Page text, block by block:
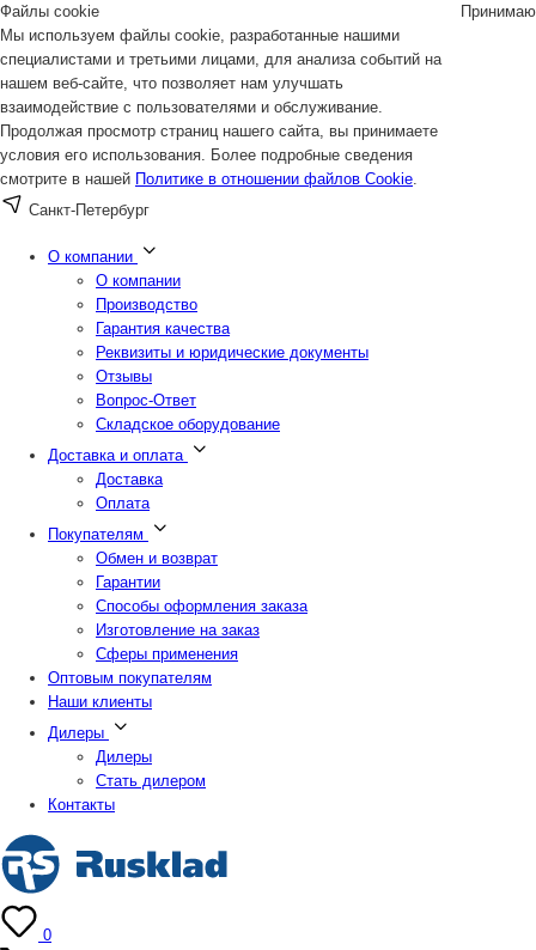
Файлы cookie
Мы используем файлы cookie, разработанные нашими
специалистами и третьими лицами, для анализа событий на
нашем веб-сайте, что позволяет нам улучшать
взаимодействие с пользователями и обслуживание.
Продолжая просмотр страниц нашего сайта, вы принимаете
условия его использования. Более подробные сведения
смотрите в нашей Политике в отношении файлов Cookie.
Принимаю
Санкт-Петербург
О компании
О компании
Производство
Гарантия качества
Реквизиты и юридические документы
Отзывы
Вопрос-Ответ
Складское оборудование
Доставка и оплата
Доставка
Оплата
Покупателям
Обмен и возврат
Гарантии
Способы оформления заказа
Изготовление на заказ
Сферы применения
Оптовым покупателям
Наши клиенты
Дилеры
Дилеры
Стать дилером
Контакты
0